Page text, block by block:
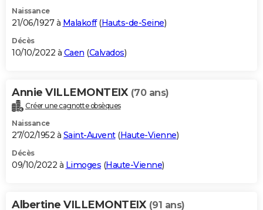
Naissance
21/06/1927 à Malakoff(Hauts-de-Seine)
Décès
10/10/2022 à Caen (Calvados)
Annie VILLEMONTEIX (70 ans)
Créer une cagnotte obsèques
Naissance
27/02/1952 à Saint-Auvent(Haute-Vienne)
Décès
09/10/2022 à Limoges (Haute-Vienne)
Albertine VILLEMONTEIX (91 ans)